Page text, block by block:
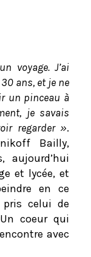
voyage. J’ai
ans, et je ne
un pinceau à
je savais
regarder ».
Bailly,
aujourd’hui
et lycée, et
en ce
celui de
coeur qui
avec